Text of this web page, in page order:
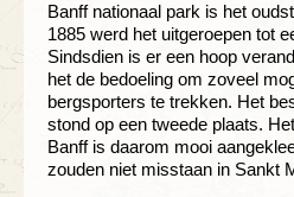
Banff nationaal park is het
1885 werd het uitgeroepen tot
Sindsdien is er een hoop
het de bedoeling om zoveel
bergsporters te trekken. Het
stond op een tweede plaats.
Banff is daarom mooi
zouden niet misstaan in Sankt